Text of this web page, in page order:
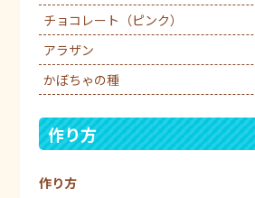
チョコレート（ピンク）
アラザン
かぼちゃの種
作り方
作り方